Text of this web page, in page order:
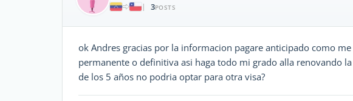
|
3POSTS
ok Andres gracias por la informacion pagare anticipado como
permanente o definitiva asi haga todo mi grado alla renovando
de los 5 años no podria optar para otra visa?